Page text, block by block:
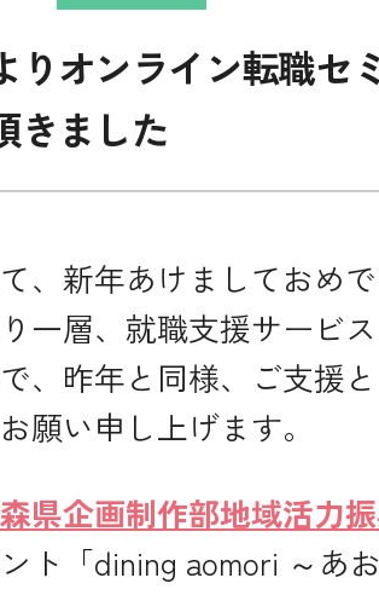
りオンライン転職セ
きました
、新年あけましておめ
一層、就職支援サービ
、昨年と同様、ご支援
願い申し上げます。
県企画制作部地域活力
ト「dining aomori ～あ